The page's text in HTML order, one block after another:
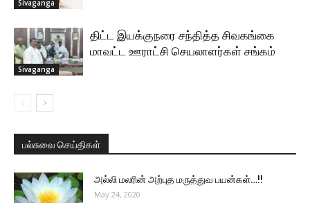
Sivaganga
Sivaganga
திட்ட இயக்குநரை சந்தித்த சிவகங்கை
மாவட்ட ஊராட்சி செயலாளர்கள் சங்கம்
பல்சுவை செய்திகள்
அல்லி மலரின் அற்புத மருத்துவ பயன்கள்…!!
May 24, 2020